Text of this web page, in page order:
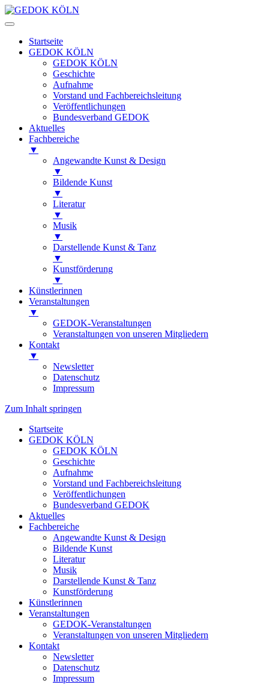
Startseite
GEDOK KÖLN
GEDOK KÖLN
Geschichte
Aufnahme
Vorstand und Fachbereichsleitung
Veröffentlichungen
Bundesverband GEDOK
Aktuelles
Fachbereiche
▼
Angewandte Kunst & Design
▼
Bildende Kunst
▼
Literatur
▼
Musik
▼
Darstellende Kunst & Tanz
▼
Kunstförderung
▼
Künstlerinnen
Veranstaltungen
▼
GEDOK-Veranstaltungen
Veranstaltungen von unseren Mitgliedern
Kontakt
▼
Newsletter
Datenschutz
Impressum
Zum Inhalt springen
Startseite
GEDOK KÖLN
GEDOK KÖLN
Geschichte
Aufnahme
Vorstand und Fachbereichsleitung
Veröffentlichungen
Bundesverband GEDOK
Aktuelles
Fachbereiche
Angewandte Kunst & Design
Bildende Kunst
Literatur
Musik
Darstellende Kunst & Tanz
Kunstförderung
Künstlerinnen
Veranstaltungen
GEDOK-Veranstaltungen
Veranstaltungen von unseren Mitgliedern
Kontakt
Newsletter
Datenschutz
Impressum